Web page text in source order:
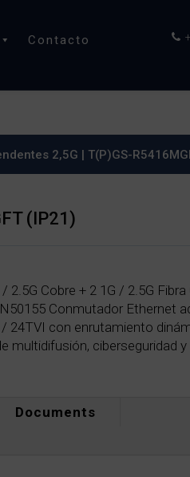
Contacto
2,5G | T(P)GS-
(IP21)
2.5G Cobre + 2 1G / 2.5G Fibra
Conmutador Ethernet
/ 24TVI con enrutamiento
multidifusión, ciberseguridad y
Documents